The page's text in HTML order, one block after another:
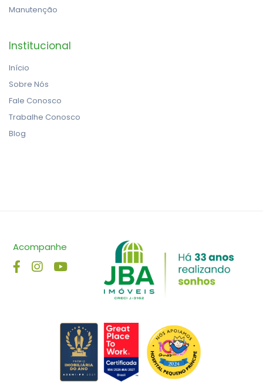
Manutenção
Institucional
Início
Sobre Nós
Fale Conosco
Trabalhe Conosco
Blog
Acompanhe